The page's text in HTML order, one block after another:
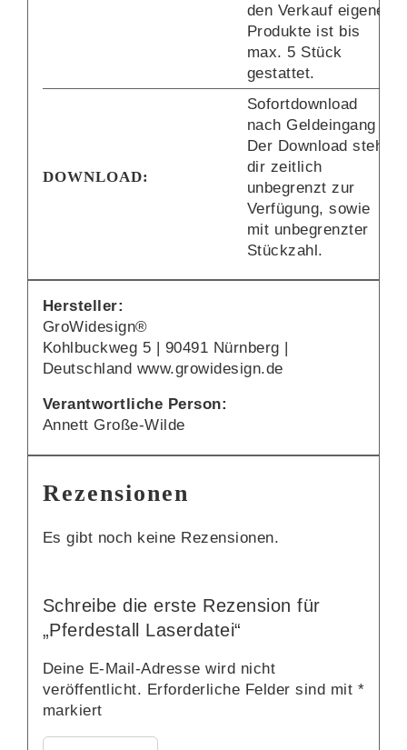
den Verkauf eigener
Produkte ist bis
max. 5 Stück
gestattet.
DOWNLOAD:
Sofortdownload
nach Geldeingang
Der Download steht
dir zeitlich
unbegrenzt zur
Verfügung, sowie
mit unbegrenzter
Stückzahl.
Hersteller:
GroWidesign®
Kohlbuckweg 5 | 90491 Nürnberg |
Deutschland www.growidesign.de
Verantwortliche Person:
Annett Große-Wilde
Rezensionen
Es gibt noch keine Rezensionen.
Schreibe die erste Rezension für
„Pferdestall Laserdatei“
Deine E-Mail-Adresse wird nicht
veröffentlicht. Erforderliche Felder sind mit *
markiert